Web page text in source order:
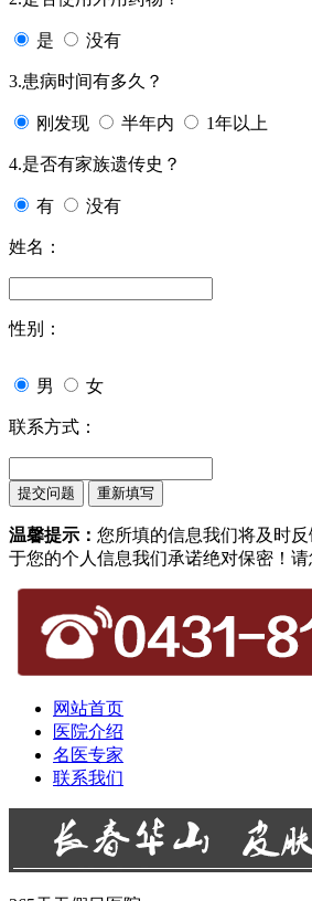
是 没有
3.患病时间有多久？
刚发现 半年内 1年以上
4.是否有家族遗传史？
有 没有
姓名：
性别：
男 女
联系方式：
温馨提示： 您所填的信息我们将及时
于您的个人信息我们承诺绝对保密！请
网站首页
医院介绍
名医专家
联系我们